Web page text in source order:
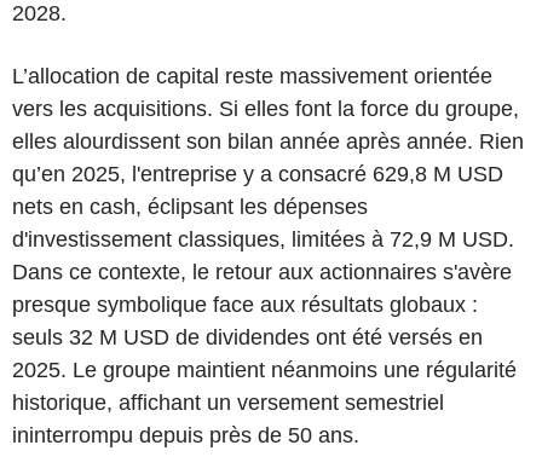
2028.
L’allocation de capital reste massivement orientée
vers les acquisitions. Si elles font la force du groupe,
elles alourdissent son bilan année après année. Rien
qu’en 2025, l'entreprise y a consacré 629,8 M USD
nets en cash, éclipsant les dépenses
d'investissement classiques, limitées à 72,9 M USD.
Dans ce contexte, le retour aux actionnaires s'avère
presque symbolique face aux résultats globaux :
seuls 32 M USD de dividendes ont été versés en
2025. Le groupe maintient néanmoins une régularité
historique, affichant un versement semestriel
ininterrompu depuis près de 50 ans.